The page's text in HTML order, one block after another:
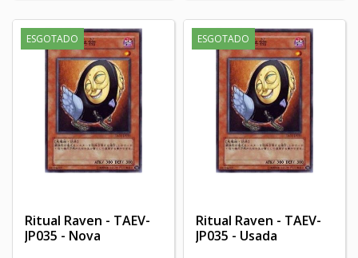
ESGOTADO
Ritual Raven - TAEV-
JP035 - Nova
ESGOTADO
Ritual Raven - TAEV-
JP035 - Usada